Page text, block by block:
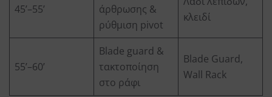
45’–55’
άρθρωσης &
ρύθμιση pivot
κλειδί
55’–60’
Blade guard &
τακτοποίηση
στο ράφι
Blade Guard,
Wall Rack